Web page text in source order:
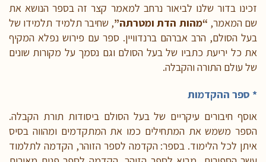
זכינו בדור שלנו לביאור נרחב למאמר קצר זה בספר הנושא את
שם המאמר, “מהות הדת ומטרתה”, שחיבר תלמיד תלמידו של
בעל הסולם, הרב אברהם ברנדוויין. ספר עם פירוש נפלא המקיף
את כל יריעת כתביו של בעל הסולם וגם נסמך על מקורות שונים
של עולם התורה והקבלה.
* ספר ההקדמות
אוסף חיבורים עיקריים של בעל הסולם ביסודות תורת הקבלה.
הספר משמש את המתחילים כמו את המתקדמים ומהווה בסיס
איתן לכל הלימוד. בספר: הקדמה לספר הזוהר, הקדמה לתלמוד